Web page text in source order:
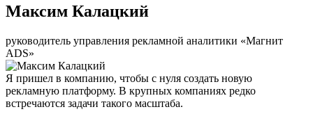
Максим Калацкий
руководитель управления рекламной аналитики «Магнит
ADS»
Я пришел в компанию, чтобы с нуля создать новую
рекламную платформу. В крупных компаниях редко
встречаются задачи такого масштаба.